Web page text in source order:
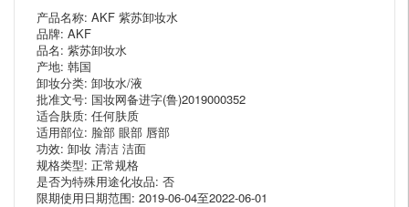
产品名称: AKF 紫苏卸妆水
品牌: AKF
品名: 紫苏卸妆水
产地: 韩国
卸妆分类: 卸妆水/液
批准文号: 国妆网备进字(鲁)2019000352
适合肤质: 任何肤质
适用部位: 脸部 眼部 唇部
功效: 卸妆 清洁 洁面
规格类型: 正常规格
是否为特殊用途化妆品: 否
限期使用日期范围: 2019-06-04至2022-06-01